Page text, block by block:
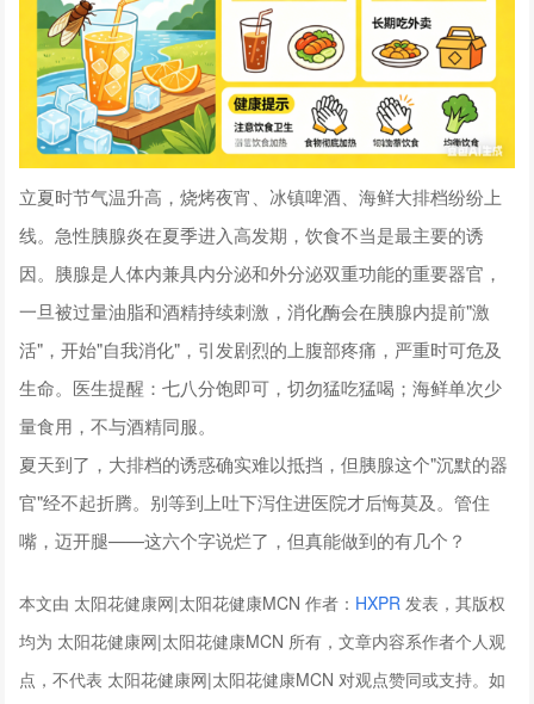
立夏时节气温升高，烧烤夜宵、冰镇啤酒、海鲜大排档纷纷上
线。急性胰腺炎在夏季进入高发期，饮食不当是最主要的诱
因。胰腺是人体内兼具内分泌和外分泌双重功能的重要器官，
一旦被过量油脂和酒精持续刺激，消化酶会在胰腺内提前"激
活"，开始"自我消化"，引发剧烈的上腹部疼痛，严重时可危及
生命。医生提醒：七八分饱即可，切勿猛吃猛喝；海鲜单次少
量食用，不与酒精同服。
夏天到了，大排档的诱惑确实难以抵挡，但胰腺这个"沉默的器
官"经不起折腾。别等到上吐下泻住进医院才后悔莫及。管住
嘴，迈开腿——这六个字说烂了，但真能做到的有几个？
本文由 太阳花健康网|太阳花健康MCN 作者： HXPR 发表，其版权
均为 太阳花健康网|太阳花健康MCN 所有，文章内容系作者个人观
点，不代表 太阳花健康网|太阳花健康MCN 对观点赞同或支持。如